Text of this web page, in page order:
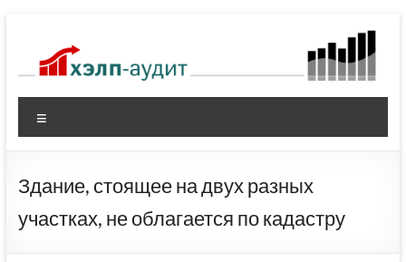
содержимому
Здание, стоящее на двух разных
участках, не облагается по кадастру